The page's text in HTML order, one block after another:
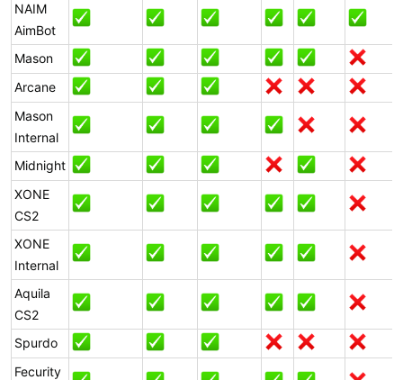
NAIM
AimBot
Mason
Arcane
Mason
Internal
Midnight
XONE
CS2
XONE
Internal
Aquila
CS2
Spurdo
Fecurity